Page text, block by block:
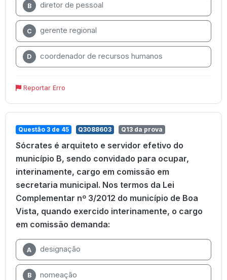
B diretor de pessoal
C gerente regional
D coordenador de recursos humanos
Reportar Erro
Questão 3 de 45 Q3088603 Q13 da prova
Sócrates é arquiteto e servidor efetivo do
município B, sendo convidado para ocupar,
interinamente, cargo em comissão em
secretaria municipal. Nos termos da Lei
Complementar nº 3/2012 do município de Boa
Vista, quando exercido interinamente, o cargo
em comissão demanda:
A designação
B nomeação